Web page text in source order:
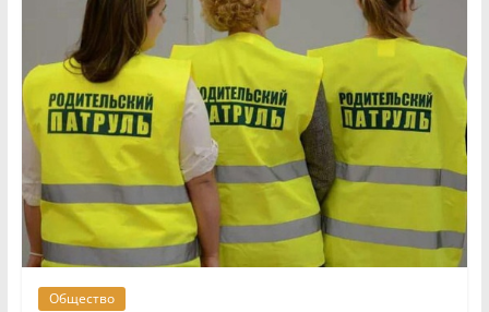
Общество